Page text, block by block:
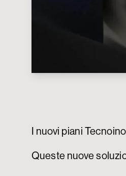
I nuovi piani
Queste nuove